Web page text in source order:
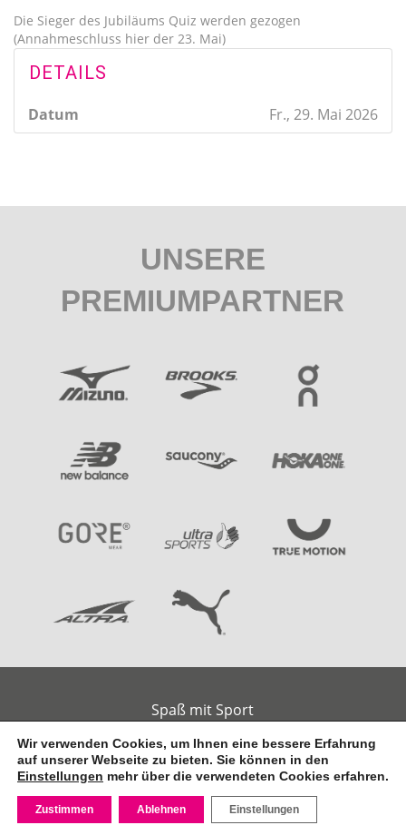
Die Sieger des Jubiläums Quiz werden gezogen
(Annahmeschluss hier der 23. Mai)
DETAILS
Datum Fr., 29. Mai 2026
UNSERE
PREMIUMPARTNER
Spaß mit Sport
Am alten Handelshafen 2
26789 Leer
Tel.: 0491-9791930
E-Mail:info@spass-mit-sport.de
Wir verwenden Cookies, um Ihnen eine bessere Erfahrung
auf unserer Webseite zu bieten. Sie können in den
Einstellungen mehr über die verwendeten Cookies erfahren.
Zustimmen Ablehnen Einstellungen